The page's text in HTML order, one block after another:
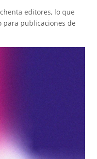
editores, lo que
publicaciones de